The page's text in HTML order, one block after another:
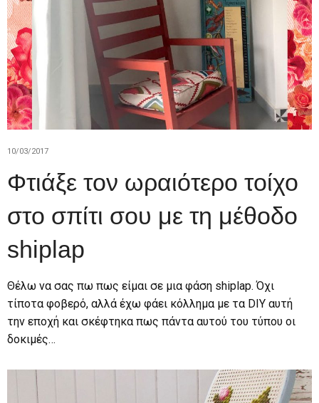
10/03/2017
Φτιάξε τον ωραιότερο τοίχο
στο σπίτι σου με τη μέθοδο
shiplap
Θέλω να σας πω πως είμαι σε μια φάση shiplap. Όχι
τίποτα φοβερό, αλλά έχω φάει κόλλημα με τα DIY αυτή
την εποχή και σκέφτηκα πως πάντα αυτού του τύπου οι
δοκιμές…